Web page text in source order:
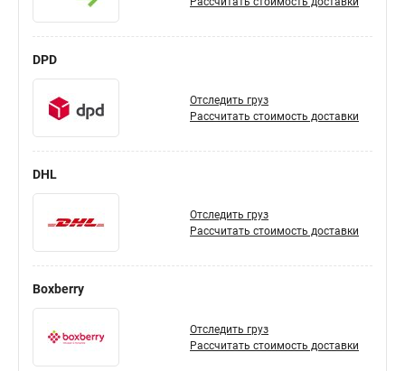
DPD
Рассчитать стоимость доставки
Отследить груз
DHL
Рассчитать стоимость доставки
Отследить груз
Boxberry
Рассчитать стоимость доставки
Отследить груз